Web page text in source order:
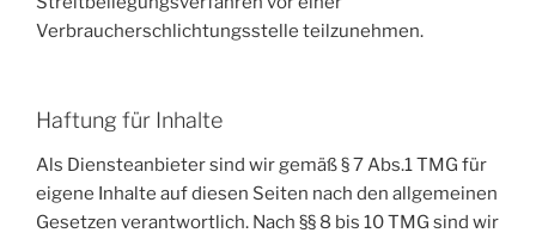
Verbraucherschlichtungsstelle teilzunehmen.
Haftung für Inhalte
Als Diensteanbieter sind wir gemäß § 7 Abs.1 TMG für
eigene Inhalte auf diesen Seiten nach den allgemeinen
Gesetzen verantwortlich. Nach §§ 8 bis 10 TMG sind wir